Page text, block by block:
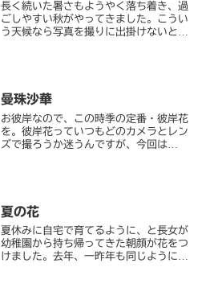
長く続いた暑さもようやく落ち着き、過
ごしやすい秋がやってきました。こうい
う天候なら写真を撮りに出掛けないとも
曼珠沙華
お彼岸なので、この時季の定番・彼岸花
を。彼岸花っていつもどのカメラとレン
ズで撮ろうか迷うんですが、今回は
夏の花
夏休みに自宅で育てるように、と長女が
幼稚園から持ち帰ってきた朝顔が花をつ
けました。去年、一昨年も同じように持